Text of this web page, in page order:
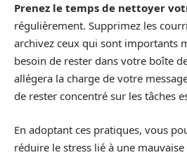
Prenez le temps de nettoyer
régulièrement. Supprimez les
archivez ceux qui sont importants
besoin de rester dans votre boîte
allégera la charge de votre
de rester concentré sur les tâches
En adoptant ces pratiques, vous
réduire le stress lié à une